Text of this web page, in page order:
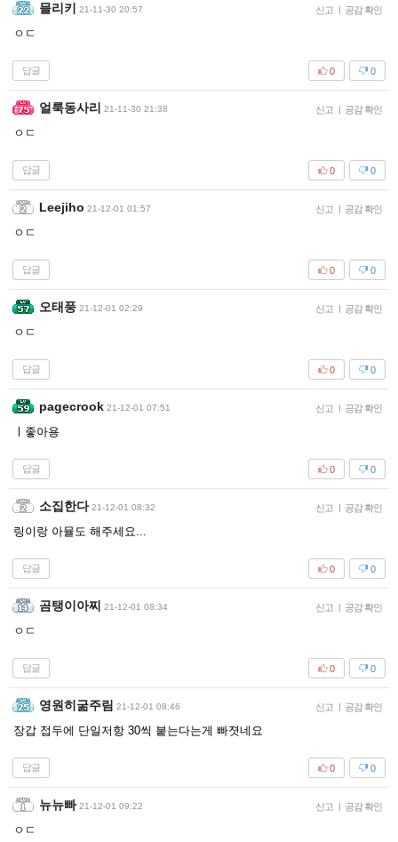
믈리키 21-11-30 20:57 신고 | 공감 확인
ㅇㄷ
답글 0
0
얼룩동사리 21-11-30 21:38 신고 | 공감 확인
ㅇㄷ
답글 0
0
Leejiho 21-12-01 01:57 신고 | 공감 확인
ㅇㄷ
답글 0
0
오태풍 21-12-01 02:29 신고 | 공감 확인
ㅇㄷ
답글 0
0
pagecrook 21-12-01 07:51 신고 | 공감 확인
ㅣ좋아용
답글 0
0
소집한다 21-12-01 08:32 신고 | 공감 확인
링이랑 아뮬도 해주세요...
답글 0
0
곰탱이아찌 21-12-01 08:34 신고 | 공감 확인
ㅇㄷ
답글 0
0
영원히굶주림 21-12-01 08:46 신고 | 공감 확인
장갑 접두에 단일저항 30씩 붙는다는게 빠졋네요
답글 0
0
뉴뉴빠 21-12-01 09:22 신고 | 공감 확인
ㅇㄷ